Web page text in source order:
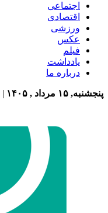
اجتماعی
اقتصادی
ورزشی
عکس
فیلم
یادداشت
درباره ما
پنجشنبه, ۱۵ مرداد , ۱۴۰۵ |